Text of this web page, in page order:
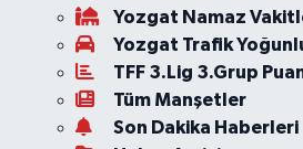
Yozgat Namaz
Yozgat Trafik
TFF 3.Lig 3.Grup
Tüm Manşetler
Son Dakika Haberleri